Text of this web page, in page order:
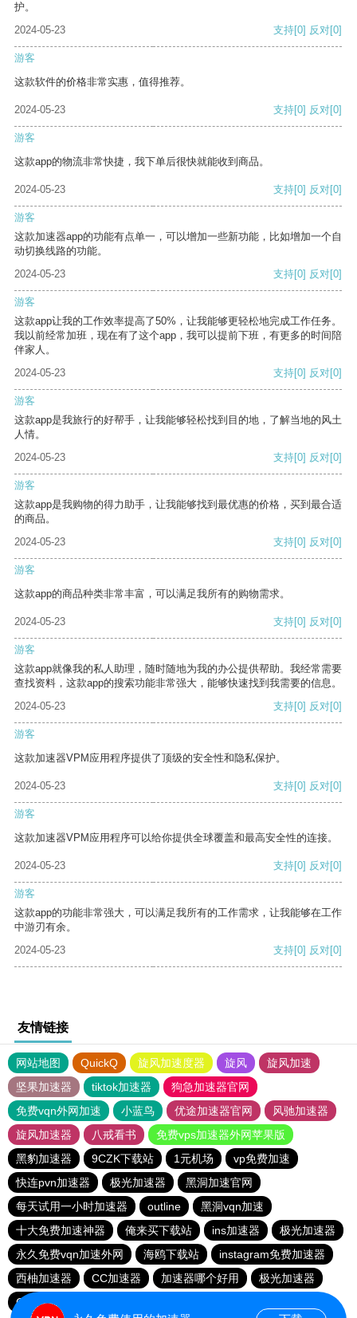
护。
2024-05-23
支持[0] 反对[0]
游客
这款软件的价格非常实惠，值得推荐。
2024-05-23 支持[0] 反对[0]
游客
这款app的物流非常快捷，我下单后很快就能收到商品。
2024-05-23 支持[0] 反对[0]
游客
这款加速器app的功能有点单一，可以增加一些新功能，比如增加一个自
动切换线路的功能。
2024-05-23
支持[0] 反对[0]
游客
这款app让我的工作效率提高了50%，让我能够更轻松地完成工作任务。
我以前经常加班，现在有了这个app，我可以提前下班，有更多的时间陪
伴家人。
2024-05-23
支持[0] 反对[0]
游客
这款app是我旅行的好帮手，让我能够轻松找到目的地，了解当地的风土
人情。
2024-05-23
支持[0] 反对[0]
游客
这款app是我购物的得力助手，让我能够找到最优惠的价格，买到最合适
的商品。
2024-05-23
支持[0] 反对[0]
游客
这款app的商品种类非常丰富，可以满足我所有的购物需求。
2024-05-23 支持[0] 反对[0]
游客
这款app就像我的私人助理，随时随地为我的办公提供帮助。我经常需要
查找资料，这款app的搜索功能非常强大，能够快速找到我需要的信息。
2024-05-23
支持[0] 反对[0]
游客
这款加速器VPM应用程序提供了顶级的安全性和隐私保护。
2024-05-23 支持[0] 反对[0]
游客
这款加速器VPM应用程序可以给你提供全球覆盖和最高安全性的连接。
2024-05-23 支持[0] 反对[0]
游客
这款app的功能非常强大，可以满足我所有的工作需求，让我能够在工作
中游刃有余。
2024-05-23
支持[0] 反对[0]
友情链接
网站地图 QuickQ 旋风加速度器 旋风
旋风加速
坚果加速器
tiktok加速器
狗急加速器官网
免费vqn外网加速
小蓝鸟 优途加速器官网
风驰加速器
旋风加速器
八戒看书
免费vps加速器外网苹果版
黑豹加速器
9CZK下载站 1元机场
vp免费加速
快连pvn加速器
极光加速器
黑洞加速官网
每天试用一小时加速器
outline
黑洞vqn加速
十大免费加速神器
俺来买下载站 ins加速器
极光加速器
永久免费vqn加速外网
海鸥下载站
instagram免费加速器
西柚加速器
CC加速器 加速器哪个好用
极光加速器
CC加速器